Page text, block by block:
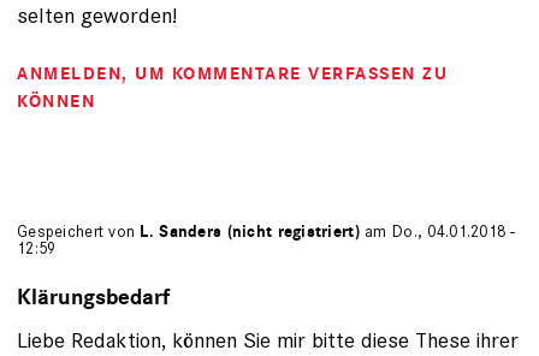
selten geworden!
ANMELDEN, UM KOMMENTARE VERFASSEN ZU
KÖNNEN
Gespeichert von L. Sanders (nicht registriert)am Do., 04.01.2018 -
12:59
Klärungsbedarf
Liebe Redaktion, können Sie mir bitte diese These ihrer